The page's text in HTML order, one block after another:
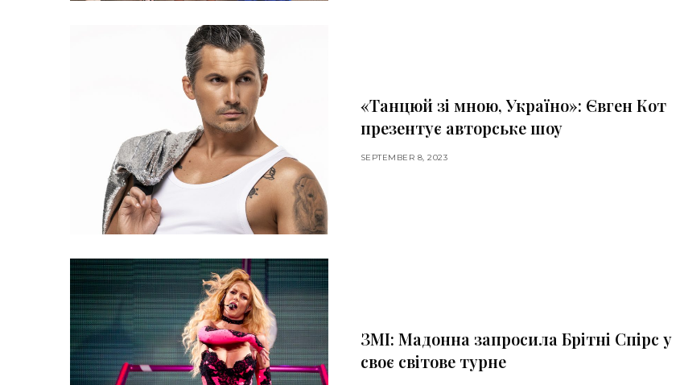
«Танцюй зі мною, Україно»: Євген Кот
презентує авторське шоу
SEPTEMBER 8, 2023
ЗМІ: Мадонна запросила Брітні Спірс у
своє світове турне